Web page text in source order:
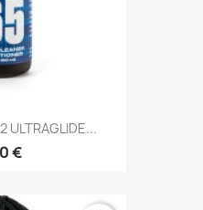
ULTRAGLIDE...
€